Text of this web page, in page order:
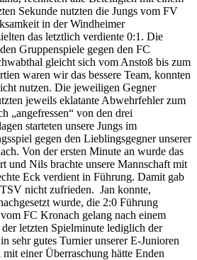
Sekunde nutzten die Jungs vom FV
in der Windheimer
das letztlich verdiente 0:1. Die
Gruppenspiele gegen den FC
gleicht sich vom Anstoß bis zum
waren wir das bessere Team, konnten
nutzen. Die jeweiligen Gegner
jeweils eklatante Abwehrfehler zum
„angefressen“ von den drei
starteten unsere Jungs im
gegen den Lieblingsgegner unserer
Von der ersten Minute an wurde das
und Nils brachte unsere Mannschaft mit
Eck verdient in Führung. Damit gab
nicht zufrieden. Jan konnte,
wurde, die 2:0 Führung
FC Kronach gelang nach einem
letzten Spielminute lediglich der
sehr gutes Turnier unserer E-Junioren
einer Überraschung hätte Enden